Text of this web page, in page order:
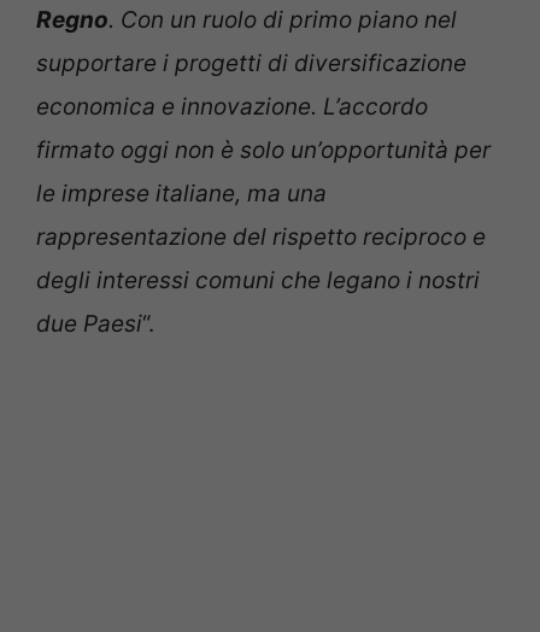
Regno. Con un ruolo di primo piano nel
supportare i progetti di diversificazione
economica e innovazione. L’accordo
firmato oggi non è solo un’opportunità per
le imprese italiane, ma una
rappresentazione del rispetto reciproco e
degli interessi comuni che legano i nostri
due Paesi“.